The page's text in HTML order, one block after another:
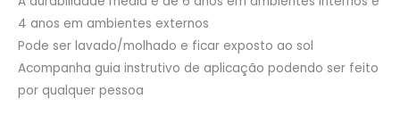
4 anos em ambientes externos
Pode ser lavado/molhado e ficar exposto ao sol
Acompanha guia instrutivo de aplicação podendo ser feito
por qualquer pessoa